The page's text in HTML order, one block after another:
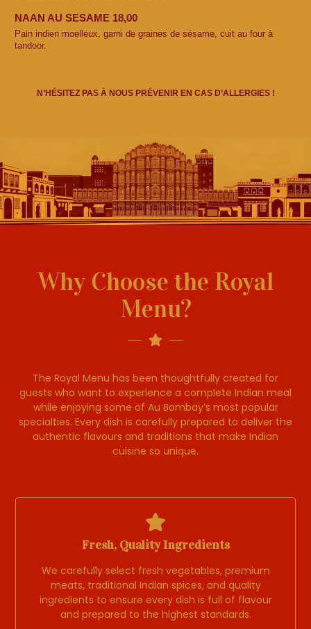
NAAN AU SESAME 18,00
Pain indien moelleux, garni de graines de sésame, cuit au four à
tandoor.
N’HÉSITEZ PAS À NOUS PRÉVENIR EN CAS D’ALLERGIES !
Why Choose the Royal
Menu?
The Royal Menu has been thoughtfully created for
guests who want to experience a complete Indian meal
while enjoying some of Au Bombay’s most popular
specialties. Every dish is carefully prepared to deliver the
authentic flavours and traditions that make Indian
cuisine so unique.
Fresh, Quality Ingredients
We carefully select fresh vegetables, premium
meats, traditional Indian spices, and quality
ingredients to ensure every dish is full of flavour
and prepared to the highest standards.